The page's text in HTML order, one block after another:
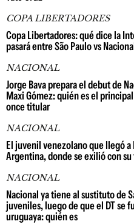
COPA LIBERTADORES
Copa Libertadores: qué dice la
pasará entre São Paulo vs
NACIONAL
Jorge Bava prepara el debut de
Maxi Gómez: quién es el
once titular
NACIONAL
El juvenil venezolano que llegó
Argentina, donde se exilió con
NACIONAL
Nacional ya tiene al sustituto de
juveniles, luego de que el DT se
uruguaya: quién es